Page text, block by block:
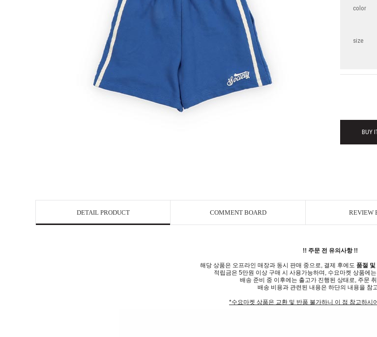
color
size
BUY
DETAIL PRODUCT COMMENT BOARD REVIEW
!! 주문 전 유의사항 !!
해당 상품은 오프라인 매장과 동시 판매 중으로, 결제 후에도 품절 및
적립금은 5만원 이상 구매 시 사용가능하며, 수요마켓 상품에
배송 준비 중 이후에는 출고가 진행된 상태로, 주문
배송 비용과 관련된 내용은 하단의 내용을 참
*수요마켓 상품은 교환 및 반품 불가하니 이 점 참고하시